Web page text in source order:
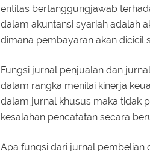
entitas bertanggungjawab
dalam akuntansi syariah adalah
dimana pembayaran akan dicicil
Fungsi jurnal penjualan dan
dalam rangka menilai kinerja
dalam jurnal khusus maka tidak
kesalahan pencatatan secara
Apa fungsi dari jurnal pembelian